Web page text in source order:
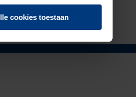
cookies toestaan